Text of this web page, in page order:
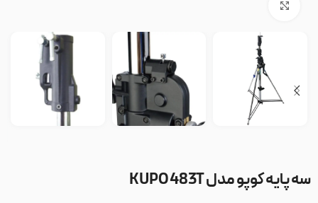
سه پایه کوپو مدل KUPO 483T